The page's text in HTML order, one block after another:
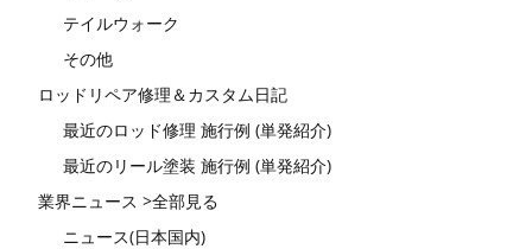
テイルウォーク
その他
ロッドリペア修理＆カスタム日記
最近のロッド修理 施行例 (単発紹介)
最近のリール塗装 施行例 (単発紹介)
業界ニュース >全部見る
ニュース(日本国内)